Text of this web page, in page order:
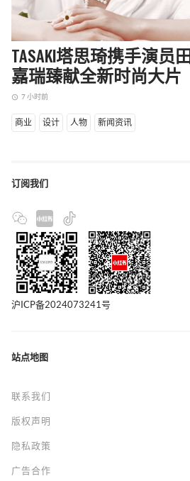
TASAKI塔思琦携手演员田
嘉瑞臻献全新时尚大片
access_time 7 小时前
商业 设计 人物 新闻资讯
订阅我们
沪ICP备2024073241号
站点地图
联系我们
版权声明
隐私政策
广告合作